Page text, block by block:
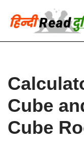
Skip
to
Cube
Cube